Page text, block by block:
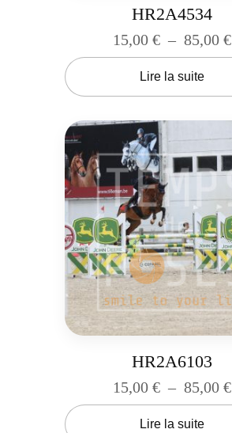
HR2A4534
15,00€ – 85,00€
Lire la suite
HR2A6103
15,00€ – 85,00€
Lire la suite